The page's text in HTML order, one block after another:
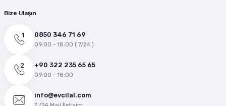
Bize Ulaşın
0850 346 71 69
09:00 - 18:00 ( 7/24 )
+90 322 235 65 65
09:00 - 18:00
info@evcilal.com